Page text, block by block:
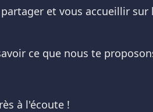
et vous accueillir
ce que nous te
à l'écoute !